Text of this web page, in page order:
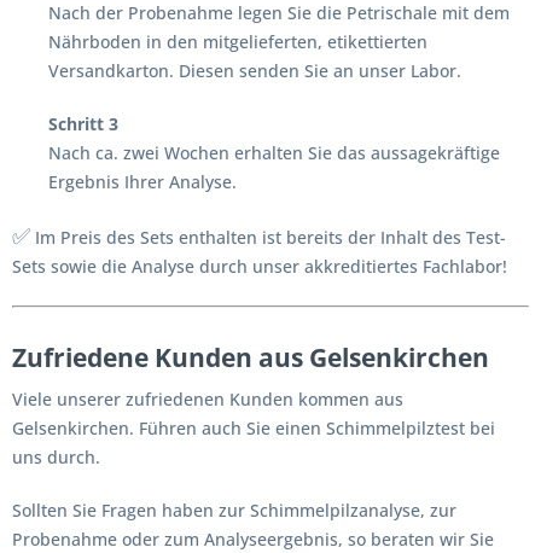
Nach der Probenahme legen Sie die Petrischale mit dem
Nährboden in den mitgelieferten, etikettierten
Versandkarton. Diesen senden Sie an unser Labor.
Schritt 3
Nach ca. zwei Wochen erhalten Sie das aussagekräftige
Ergebnis Ihrer Analyse.
✅ Im Preis des Sets enthalten ist bereits der Inhalt des Test-
Sets sowie die Analyse durch unser akkreditiertes Fachlabor!
Zufriedene Kunden aus Gelsenkirchen
Viele unserer zufriedenen Kunden kommen aus
Gelsenkirchen. Führen auch Sie einen Schimmelpilztest bei
uns durch.
Sollten Sie Fragen haben zur Schimmelpilzanalyse, zur
Probenahme oder zum Analyseergebnis, so beraten wir Sie